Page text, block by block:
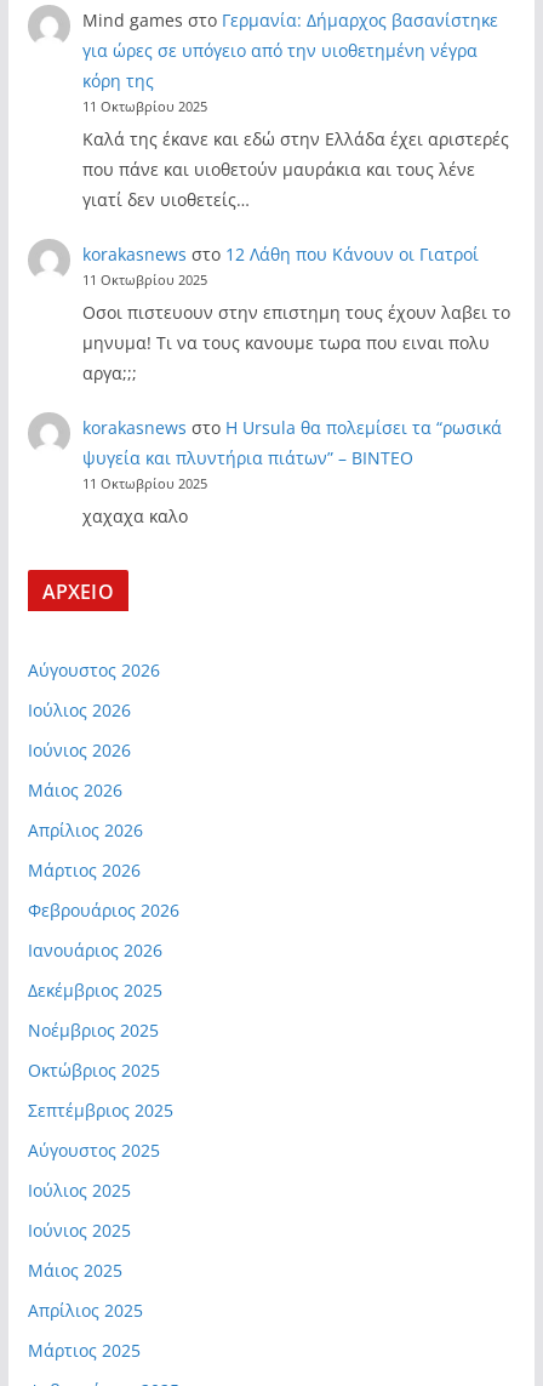
Mind games στο Γερμανία: Δήμαρχος βασανίστηκε
για ώρες σε υπόγειο από την υιοθετημένη νέγρα
κόρη της
11 Οκτωβρίου 2025
Καλά της έκανε και εδώ στην Ελλάδα έχει αριστερές
που πάνε και υιοθετούν μαυράκια και τους λένε
γιατί δεν υιοθετείς…
korakasnews στο 12 Λάθη που Κάνουν οι Γιατροί
11 Οκτωβρίου 2025
Οσοι πιστευουν στην επιστημη τους έχουν λαβει το
μηνυμα! Τι να τους κανουμε τωρα που ειναι πολυ
αργα;;;
korakasnews στο Η Ursula θα πολεμίσει τα “ρωσικά
ψυγεία και πλυντήρια πιάτων” – ΒΙΝΤΕΟ
11 Οκτωβρίου 2025
χαχαχα καλο
ΑΡΧΕΙΟ
Αύγουστος 2026
Ιούλιος 2026
Ιούνιος 2026
Μάιος 2026
Απρίλιος 2026
Μάρτιος 2026
Φεβρουάριος 2026
Ιανουάριος 2026
Δεκέμβριος 2025
Νοέμβριος 2025
Οκτώβριος 2025
Σεπτέμβριος 2025
Αύγουστος 2025
Ιούλιος 2025
Ιούνιος 2025
Μάιος 2025
Απρίλιος 2025
Μάρτιος 2025